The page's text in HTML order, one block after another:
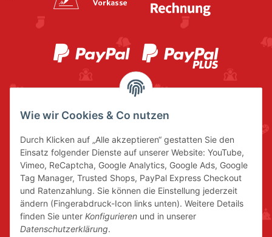
Wie wir Cookies & Co nutzen
Durch Klicken auf „Alle akzeptieren“ gestatten Sie den
Einsatz folgender Dienste auf unserer Website: YouTube,
Vimeo, ReCaptcha, Google Analytics, Google Ads, Google
Tag Manager, Trusted Shops, PayPal Express Checkout
und Ratenzahlung. Sie können die Einstellung jederzeit
ändern (Fingerabdruck-Icon links unten). Weitere Details
finden Sie unter Konfigurieren und in unserer
Datenschutzerklärung.